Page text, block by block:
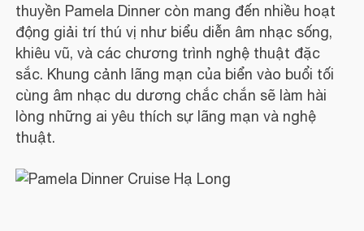
thuyền Pamela Dinner còn mang đến nhiều hoạt
động giải trí thú vị như biểu diễn âm nhạc sống,
khiêu vũ, và các chương trình nghệ thuật đặc
sắc. Khung cảnh lãng mạn của biển vào buổi tối
cùng âm nhạc du dương chắc chắn sẽ làm hài
lòng những ai yêu thích sự lãng mạn và nghệ
thuật.